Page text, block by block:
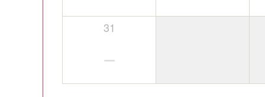
31
－